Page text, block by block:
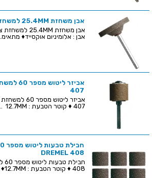
אבן משחזת 25.4MM למשחזת ציר - DREMEL 8215
אבן : אלומיניום אוקסייד♦ מתאימ...
407
407 ♦ קוטר הטבעת : 12.7MM ...
DREMEL 408
408 ♦ קוטר הטבעת : 12.7MM♦ כמות ...